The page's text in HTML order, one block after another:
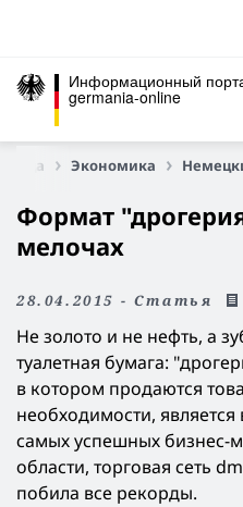
Информационный
germania-online
Экономика
Формат
мелочах
28.04.2015 - Статья
Не золото и не нефть, а
туалетная бумага:
в котором продаются
необходимости,
самых успешных бизнес-
области, торговая сеть
побила все рекорды.